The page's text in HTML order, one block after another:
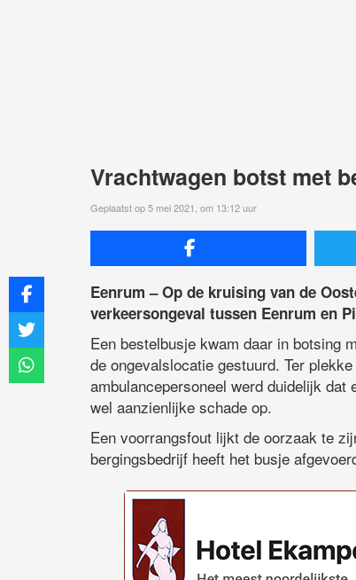
Vrachtwagen botst met
Geplaatst op 5 mei 2021, om 13:12 uur
Eenrum – Op de kruising van de
verkeersongeval tussen Eenrum en
Een bestelbusje kwam daar in botsing
de ongevalslocatie gestuurd. Ter
ambulancepersoneel werd duidelijk dat
wel aanzienlijke schade op.
Een voorrangsfout lijkt de oorzaak te
bergingsbedrijf heeft het busje